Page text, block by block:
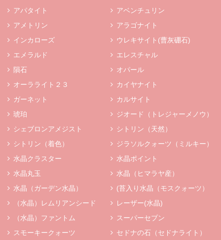
アパタイト
アベンチュリン
アメトリン
アラゴナイト
インカローズ
ウレキサイト(曹灰硼石)
エメラルド
エレスチャル
隕石
オパール
オーラライト２３
カイヤナイト
ガーネット
カルサイト
琥珀
ジオード（トレジャーメノウ）
シェブロンアメジスト
シトリン（天然）
シトリン（着色）
ジラソルクォーツ（ミルキー）
水晶クラスター
水晶ポイント
水晶丸玉
水晶（ヒマラヤ産）
水晶（ガーデン水晶）
(苔入り水晶（モスクォーツ）
（水晶）レムリアンシード
レーザー(水晶)
（水晶）ファントム
スーパーセブン
スモーキークォーツ
セドナの石（セドナライト）